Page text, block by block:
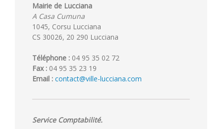
Mairie de Lucciana
A Casa Cumuna
1045, Corsu Lucciana
CS 30026, 20 290 Lucciana
Téléphone : 04 95 35 02 72
Fax : 04 95 35 23 19
Email : contact@ville-lucciana.com
Service Comptabilité.